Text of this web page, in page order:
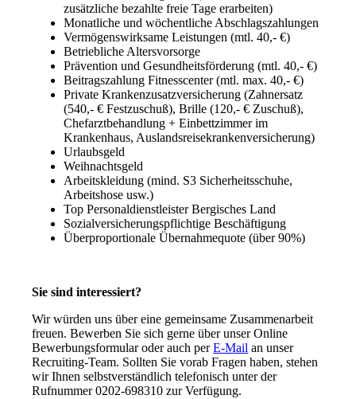
zusätzliche bezahlte freie Tage erarbeiten)
Monatliche und wöchentliche Abschlagszahlungen
Vermögenswirksame Leistungen (mtl. 40,- €)
Betriebliche Altersvorsorge
Prävention und Gesundheitsförderung (mtl. 40,- €)
Beitragszahlung Fitnesscenter (mtl. max. 40,- €)
Private Krankenzusatzversicherung (Zahnersatz
(540,- € Festzuschuß), Brille (120,- € Zuschuß),
Chefarztbehandlung + Einbettzimmer im
Krankenhaus, Auslandsreisekrankenversicherung)
Urlaubsgeld
Weihnachtsgeld
Arbeitskleidung (mind. S3 Sicherheitsschuhe,
Arbeitshose usw.)
Top Personaldienstleister Bergisches Land
Sozialversicherungspflichtige Beschäftigung
Überproportionale Übernahmequote (über 90%)
Sie sind interessiert?
Wir würden uns über eine gemeinsame Zusammenarbeit
freuen. Bewerben Sie sich gerne über unser Online
Bewerbungsformular oder auch perE-Mail an unser
Recruiting-Team. Sollten Sie vorab Fragen haben, stehen
wir Ihnen selbstverständlich telefonisch unter der
Rufnummer 0202-698310 zur Verfügung.